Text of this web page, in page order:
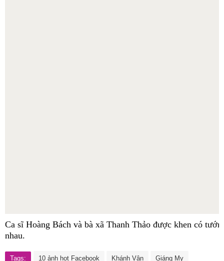
Ca sĩ Hoàng Bách và bà xã Thanh Thảo được khen có
nhau.
Tags: 10 ảnh hot Facebook Khánh Vân Giáng My